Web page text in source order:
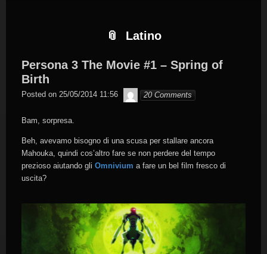
Latino
Persona 3 The Movie #1 – Spring of
Birth
Posted on 25/05/2014 11:56 Byakko
20 Comments
Bam, sorpresa.
Beh, avevamo bisogno di una scusa per stallare ancora
Mahouka, quindi cos’altro fare se non perdere del tempo
prezioso aiutando gli Omnivium a fare un bel film fresco di
uscita?